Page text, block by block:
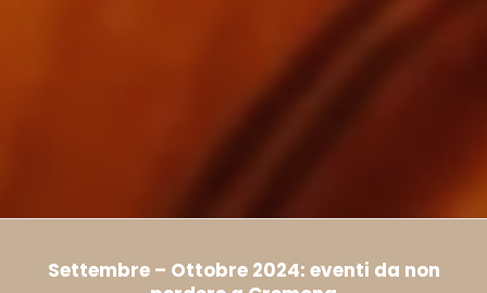
Settembre – Ottobre 2024: eventi da non